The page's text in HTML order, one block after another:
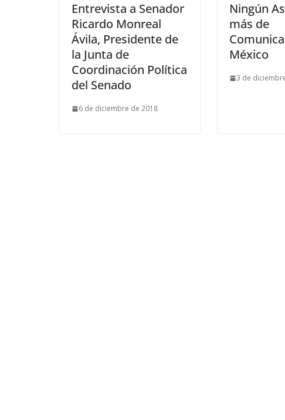
Entrevista a Senador
Ricardo Monreal
Ávila, Presidente de
la Junta de
Coordinación Política
del Senado
6 de diciembre de 2018
Ningún
más de
México
3 de